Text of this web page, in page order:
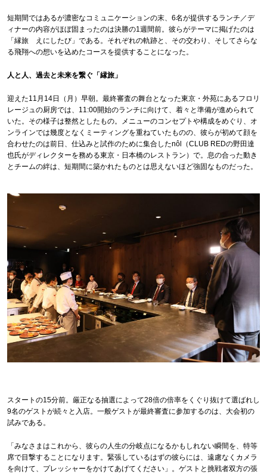
短期間ではあるが濃密なコミュニケーションの末、6名が提供するランチ／デ
ィナーの内容がほぼ固まったのは決勝の1週間前。彼らがテーマに掲げたのは
「縁旅 えにしたび」である。それぞれの軌跡と、その交わり、そしてさらな
る飛翔への想いを込めたコースを提供することになった。
人と人、過去と未来を繋ぐ「縁旅」
迎えた11月14日（月）早朝。最終審査の舞台となった東京・外苑にあるフロリ
レージュの厨房では、11:00開始のランチに向けて、着々と準備が進められて
いた。その様子は整然としたもの。メニューのコンセプトや構成をめぐり、オ
ンラインでは幾度となくミーティングを重ねていたものの、彼らが初めて顔を
合わせたのは前日、仕込みと試作のために集合したnôl（CLUB REDの野田達
也氏がディレクターを務める東京・日本橋のレストラン）で。息の合った動き
とチームの絆は、短期間に築かれたものとは思えないほど強固なものだった。
スタートの15分前。厳正なる抽選によって28倍の倍率をくぐり抜けて選ばれし
9名のゲストが続々と入店。一般ゲストが最終審査に参加するのは、大会初の
試みである。
「みなさまはこれから、彼らの人生の分岐点になるかもしれない瞬間を、特等
席で目撃することになります。緊張しているはずの彼らには、遠慮なくカメラ
を向けて、プレッシャーをかけてあげてください」。ゲストと挑戦者双方の張